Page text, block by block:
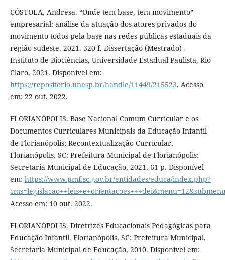
CÓSTOLA, Andresa. “Onde tem base, tem movimento”
empresarial: análise da atuação dos atores privados do
movimento todos pela base nas redes públicas estaduais da
região sudeste. 2021. 320 f. Dissertação (Mestrado) -
Instituto de Biociências, Universidade Estadual Paulista, Rio
Claro, 2021. Disponível em:
https://repositorio.unesp.br/handle/11449/215523. Acesso
em: 22 out. 2022.
FLORIANÓPOLIS. Base Nacional Comum Curricular e os
Documentos Curriculares Municipais da Educação Infantil
de Florianópolis: Recontextualização Curricular.
Florianópolis, SC: Prefeitura Municipal de Florianópolis:
Secretaria Municipal de Educação, 2021. 61 p. Disponível
em: https://www.pmf.sc.gov.br/entidades/educa/index.php?
Acesso em: 10 out. 2022.
FLORIANÓPOLIS. Diretrizes Educacionais Pedagógicas para
Educação Infantil. Florianópolis, SC: Prefeitura Municipal,
Secretaria Municipal de Educação, 2010. Disponível em: